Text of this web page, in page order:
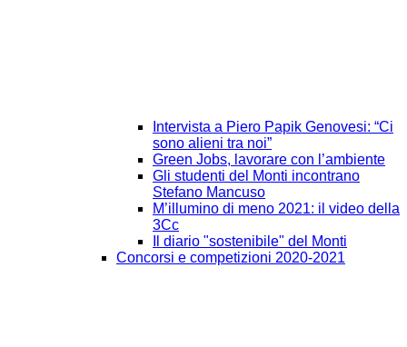
Intervista a Piero Papik Genovesi: “Ci
sono alieni tra noi”
Green Jobs, lavorare con l’ambiente
Gli studenti del Monti incontrano
Stefano Mancuso
M’illumino di meno 2021: il video della
3Cc
Il diario "sostenibile" del Monti
Concorsi e competizioni 2020-2021